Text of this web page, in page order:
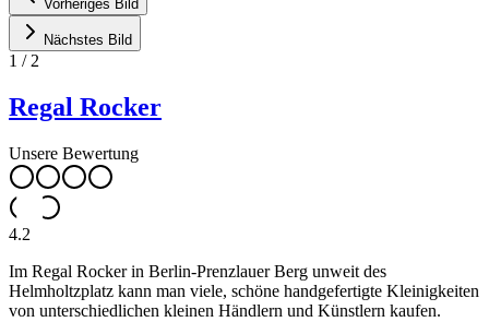
Vorheriges Bild
Nächstes Bild
1 / 2
Regal Rocker
Unsere Bewertung
4.2
Im Regal Rocker in Berlin-Prenzlauer Berg unweit des
Helmholtzplatz kann man viele, schöne handgefertigte Kleinigkeiten
von unterschiedlichen kleinen Händlern und Künstlern kaufen.